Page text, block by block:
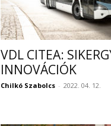
VDL CITEA:
INNOVÁCIÓK
Chilkó Szabolcs - 2022. 04. 12.